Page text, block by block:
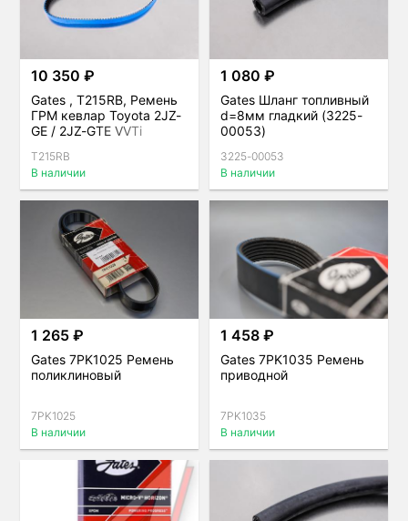
10 350 ₽
Gates , T215RB, Ремень
ГРМ кевлар Toyota 2JZ-
GE / 2JZ-GTE VVTi
T215RB
В наличии
1 080 ₽
Gates Шланг топливный
d=8мм гладкий (3225-
00053)
3225-00053
В наличии
1 265 ₽
Gates 7PK1025 Ремень
поликлиновый
7PK1025
В наличии
1 458 ₽
Gates 7PK1035 Ремень
приводной
7PK1035
В наличии